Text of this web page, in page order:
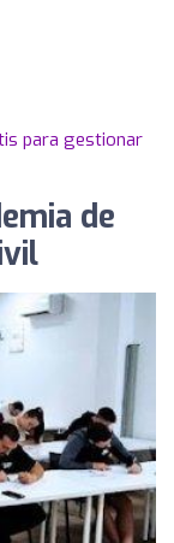
para gestionar
de